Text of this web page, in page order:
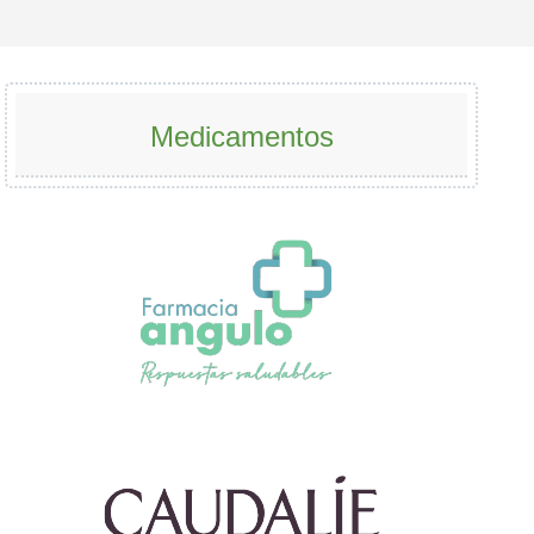
Medicamentos